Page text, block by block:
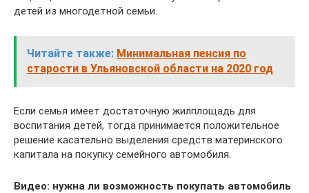
детей из многодетной семьи.
Читайте также: Минимальная пенсия по
старости в Ульяновской области на 2020 год
Если семья имеет достаточную жилплощадь для
воспитания детей, тогда принимается положительное
решение касательно выделения средств материнского
капитала на покупку семейного автомобиля.
Видео: нужна ли возможность покупать автомобиль